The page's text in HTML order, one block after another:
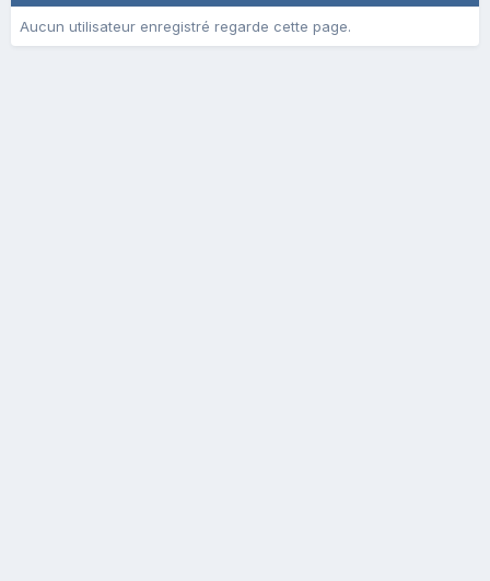
Aucun utilisateur enregistré regarde cette page.